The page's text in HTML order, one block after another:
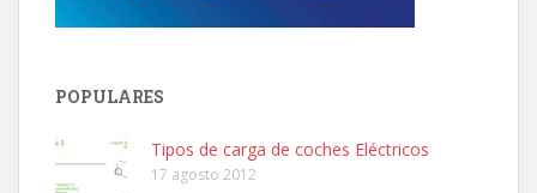
POPULARES
Tipos de carga de coches Eléctricos
17 agosto 2012